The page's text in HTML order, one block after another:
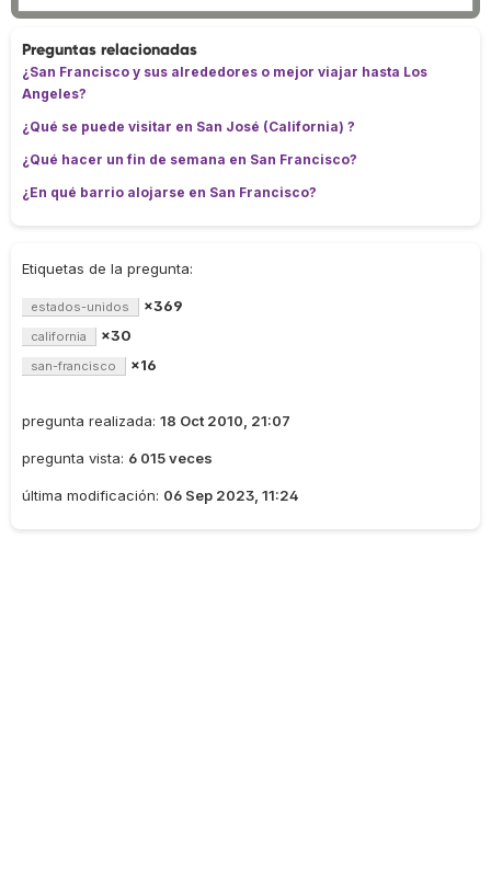
Preguntas relacionadas
¿San Francisco y sus alrededores o mejor viajar hasta Los
Angeles?
¿Qué se puede visitar en San José (California) ?
¿Qué hacer un fin de semana en San Francisco?
¿En qué barrio alojarse en San Francisco?
Etiquetas de la pregunta:
estados-unidos ×369
california ×30
san-francisco ×16
pregunta realizada: 18 Oct 2010, 21:07
pregunta vista: 6 015 veces
última modificación: 06 Sep 2023, 11:24